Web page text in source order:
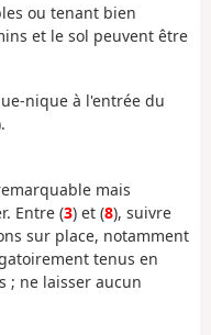
ou tenant bien
et le sol peuvent être
nique à l'entrée du
mais
Entre (3) et (8), suivre
sur place, notamment
tenus en
; ne laisser aucun